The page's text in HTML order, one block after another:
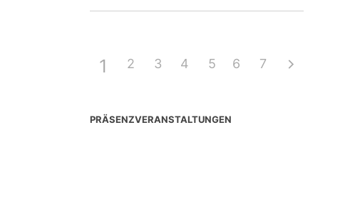
1 2 3 4 5 6 7
PRÄSENZVERANSTALTUNGEN